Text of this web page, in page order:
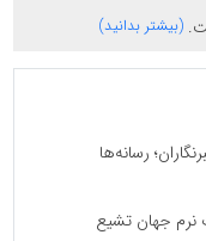
(بیشتر بدانید)
رسانه‌ها
نرم جهان تشیع